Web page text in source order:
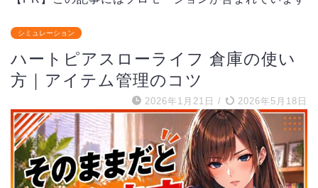
シミュレーション
ハートピアスローライフ 倉庫の使い
方｜アイテム管理のコツ
2026年1月21日 / 2026年5月18日